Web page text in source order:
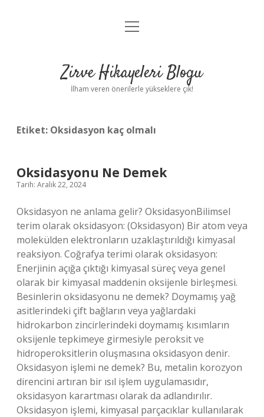
Anasayfa
Yasal Uyarı
menüyü
Zirve Hikayeleri Blogu
İlham veren önerilerle yükseklere çık!
Etiket: Oksidasyon kaç olmalı
Oksidasyonu Ne Demek
Tarih: Aralık 22, 2024
Oksidasyon ne anlama gelir? OksidasyonBilimsel
terim olarak oksidasyon: (Oksidasyon) Bir atom veya
molekülden elektronların uzaklaştırıldığı kimyasal
reaksiyon. Coğrafya terimi olarak oksidasyon:
Enerjinin açığa çıktığı kimyasal süreç veya genel
olarak bir kimyasal maddenin oksijenle birleşmesi.
Besinlerin oksidasyonu ne demek? Doymamış yağ
asitlerindeki çift bağların veya yağlardaki
hidrokarbon zincirlerindeki doymamış kısımların
oksijenle tepkimeye girmesiyle peroksit ve
hidroperoksitlerin oluşmasına oksidasyon denir.
Oksidasyon işlemi ne demek? Bu, metalin korozyon
direncini artıran bir ısıl işlem uygulamasıdır,
oksidasyon karartması olarak da adlandırılır.
Oksidasyon işlemi, kimyasal parçacıklar kullanılarak